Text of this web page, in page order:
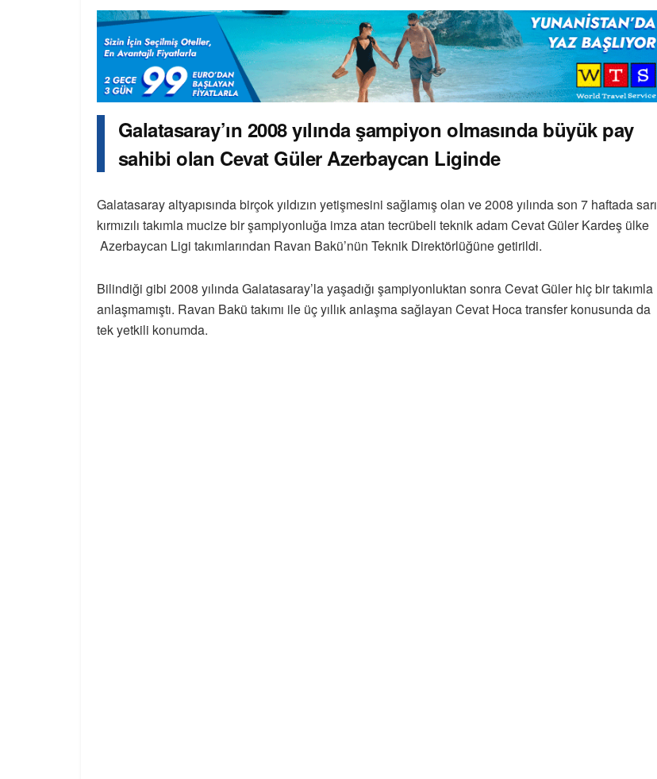
Galatasaray’ın 2008 yılında şampiyon olmasında büyük pay
sahibi olan Cevat Güler Azerbaycan Liginde
Galatasaray altyapısında birçok yıldızın yetişmesini sağlamış olan ve 2008 yılında son 7 haftada sarı
kırmızılı takımla mucize bir şampiyonluğa imza atan tecrübeli teknik adam Cevat Güler Kardeş ülke
Azerbaycan Ligi takımlarından Ravan Bakü’nün Teknik Direktörlüğüne getirildi.
Bilindiği gibi 2008 yılında Galatasaray’la yaşadığı şampiyonluktan sonra Cevat Güler hiç bir takımla
anlaşmamıştı. Ravan Bakü takımı ile üç yıllık anlaşma sağlayan Cevat Hoca transfer konusunda da
tek yetkili konumda.